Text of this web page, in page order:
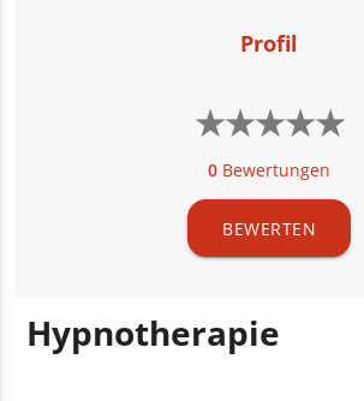
Profil
★★★★★
★★★★★
0 Bewertungen
BEWERTEN
Hypnotherapie